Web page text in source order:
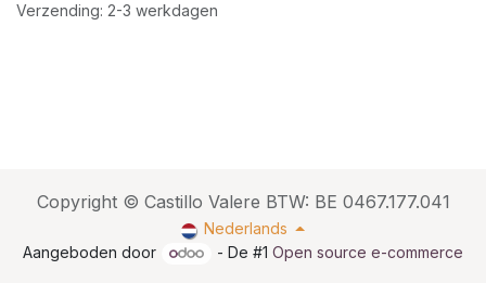
Verzending: 2-3 werkdagen
Copyright © Castillo Valere BTW: BE 0467.177.041
Nederlands
Aangeboden door
- De #1Open source e-commerce